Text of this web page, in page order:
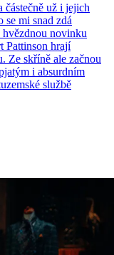
částečně už i jejich
se mi snad zdá
novinku
Pattinson hrají
Ze skříně ale začnou
i absurdním
službě